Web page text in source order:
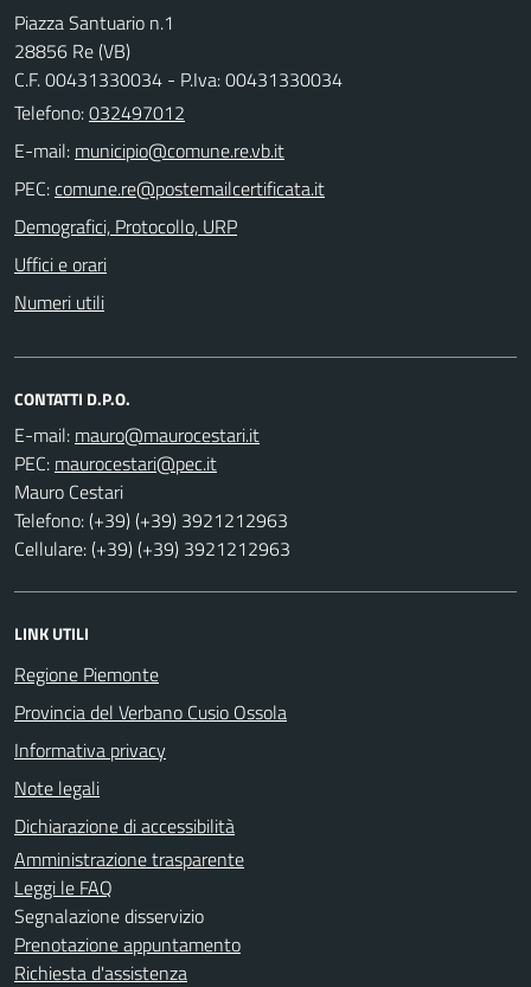
Piazza Santuario n.1
28856 Re (VB)
C.F. 00431330034 - P.Iva: 00431330034
Telefono:032497012
E-mail:
PEC:
Demografici, Protocollo, URP
Uffici e orari
Numeri utili
CONTATTI D.P.O.
E-mail:
PEC:
Mauro Cestari
Telefono: (+39) (+39) 3921212963
Cellulare: (+39) (+39) 3921212963
LINK UTILI
Regione Piemonte
Provincia del Verbano Cusio Ossola
Informativa privacy
Note legali
Dichiarazione di accessibilità
Amministrazione trasparente
Leggi le FAQ
Segnalazione disservizio
Prenotazione appuntamento
Richiesta d'assistenza